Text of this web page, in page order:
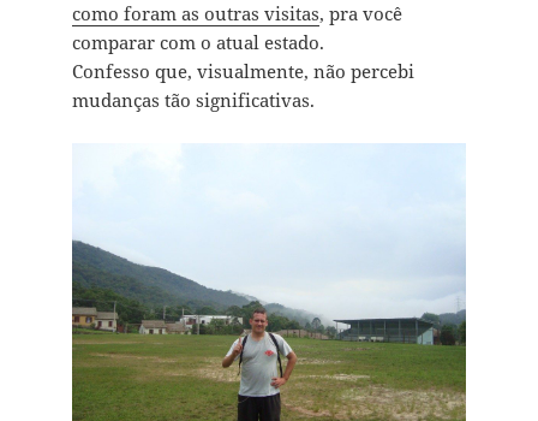
como foram as outras visitas, pra você
comparar com o atual estado.
Confesso que, visualmente, não percebi
mudanças tão significativas.